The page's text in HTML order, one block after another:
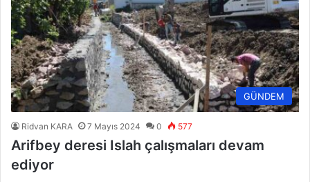
GÜNDEM
Ridvan KARA 7 Mayıs 2024 0 577
Arifbey deresi Islah çalışmaları devam
ediyor